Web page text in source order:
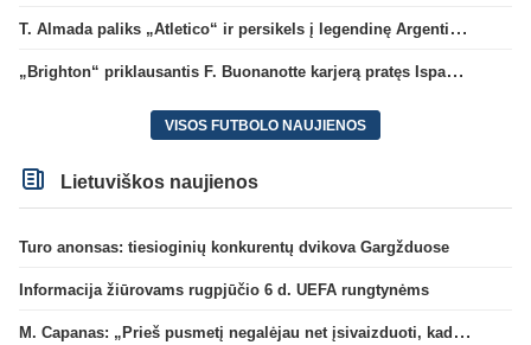
T. Almada paliks „Atletico“ ir persikels į legendinę Argentinos ekipą
„Brighton“ priklausantis F. Buonanotte karjerą pratęs Ispanijoje
VISOS FUTBOLO NAUJIENOS
Lietuviškos naujienos
Turo anonsas: tiesioginių konkurentų dvikova Gargžduose
Informacija žiūrovams rugpjūčio 6 d. UEFA rungtynėms
M. Capanas: „Prieš pusmetį negalėjau net įsivaizduoti, kad žaisime prieš „Hajduk“